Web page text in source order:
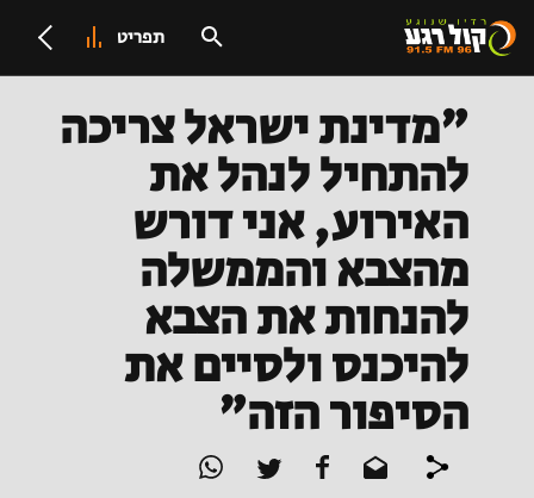
תפריט
"מדינת ישראל צריכה
להתחיל לנהל את
האירוע, אני דורש
מהצבא והממשלה
להנחות את הצבא
להיכנס ולסיים את
הסיפור הזה"